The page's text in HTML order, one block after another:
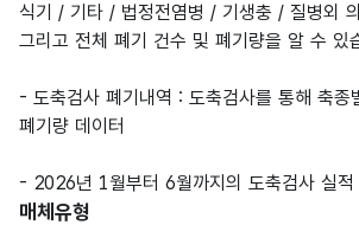
식기 / 기타 / 법정전염병 / 기생충 / 질병외
그리고 전체 폐기 건수 및 폐기량을 알 수 있
- 도축검사 폐기내역 : 도축검사를 통해 축종
폐기량 데이터
- 2026년 1월부터 6월까지의 도축검사 실적
매체유형